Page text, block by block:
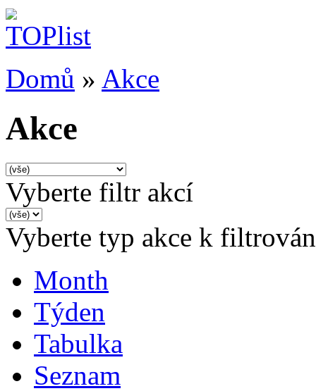
Domů » Akce
Akce
Vyberte filtr akcí
Vyberte typ akce k
Month
Týden
Tabulka
Seznam